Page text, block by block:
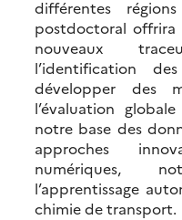
différentes
postdoctoral
nouveaux
l’identification
développer des
l’évaluation
notre base des
approches
numériques,
l’apprentissage
chimie de transport.